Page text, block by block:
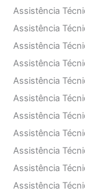
Assistência
Assistência
Assistência
Assistência
Assistência
Assistência
Assistência
Assistência
Assistência
Assistência
Assistência